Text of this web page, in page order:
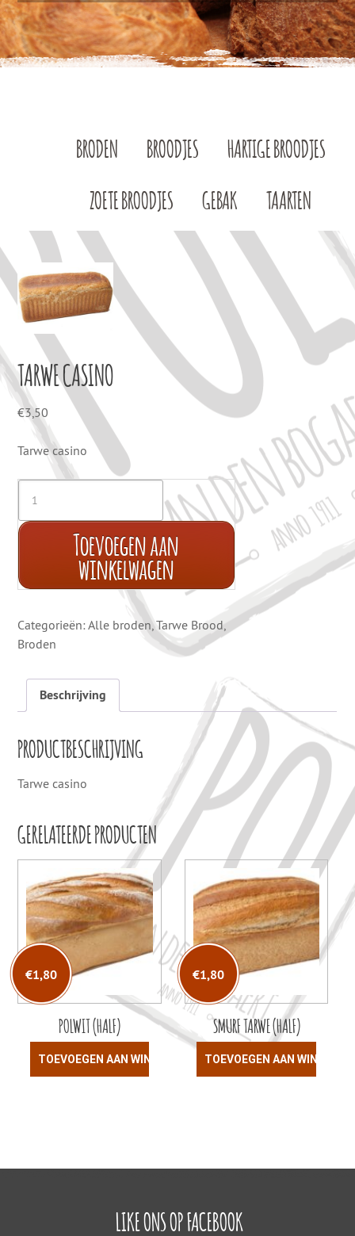
BRODEN BROODJES HARTIGE BROODJES
ZOETE BROODJES GEBAK TAARTEN
TARWE CASINO
€3,50
Tarwe casino
Toevoegen aan
winkelwagen
Categorieën:Alle broden,Tarwe Brood,
Broden
Beschrijving
PRODUCTBESCHRIJVING
Tarwe casino
GERELATEERDE PRODUCTEN
POLWIT (HALF)
€1,80
TOEVOEGEN AAN WINKELWAGEN
SMURF TARWE (HALF)
€1,80
TOEVOEGEN AAN
LIKE ONS OP FACEBOOK